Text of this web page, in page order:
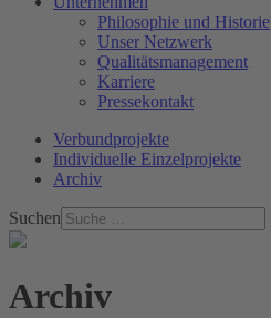
Philosophie und Historie
Unser Netzwerk
Qualitätsmanagement
Karriere
Pressekontakt
Verbundprojekte
Individuelle Einzelprojekte
Archiv
Suchen
Archiv